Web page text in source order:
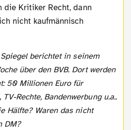
die Kritiker Recht, dann
nicht kaufmännisch
über den BVB. Dort werden
50 Millionen Euro für
Rechte, Bandenwerbung u.a..
Hälfte? Waren das nicht
DM?